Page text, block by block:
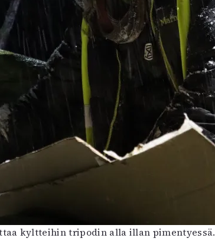
kyltteihin tripodin alla illan pimentyessä.